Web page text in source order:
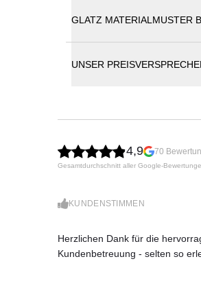
Die schlichte Linie ohne
Die Schutzhülle ist im
8-teilig (Anzahl der
Kurbelgehäuse,
Kurbelantrieb zum
Material und Technik
Bedienung: Sie
selbstarretierend. Mit
GLATZ MATERIALMUSTER
UNSER
4,9 70
Gesamtdurchschnitt aller Google-
KUNDENSTIMMEN
Herzlichen Dank für die
Kundenbetreuung - selten so